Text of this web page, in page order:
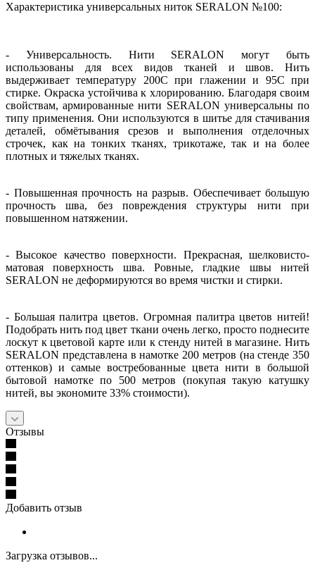
Характеристика универсальных ниток SERALON №100:
- Универсальность. Нити SERALON могут быть
использованы для всех видов тканей и швов. Нить
выдерживает температуру 200С при глажении и 95С при
стирке. Окраска устойчива к хлорированию. Благодаря своим
свойствам, армированные нити SERALON универсальны по
типу применения. Они используются в шитье для стачивания
деталей, обмётывания срезов и выполнения отделочных
строчек, как на тонких тканях, трикотаже, так и на более
плотных и тяжелых тканях.
- Повышенная прочность на разрыв. Обеспечивает большую
прочность шва, без повреждения структуры нити при
повышенном натяжении.
- Высокое качество поверхности. Прекрасная, шелковисто-
матовая поверхность шва. Ровные, гладкие швы нитей
SERALON не деформируются во время чистки и стирки.
- Большая палитра цветов. Огромная палитра цветов нитей!
Подобрать нить под цвет ткани очень легко, просто поднесите
лоскут к цветовой карте или к стенду нитей в магазине. Нить
SERALON представлена в намотке 200 метров (на стенде 350
оттенков) и самые востребованные цвета нити в большой
бытовой намотке по 500 метров (покупая такую катушку
нитей, вы экономите 33% стоимости).
Отзывы
Добавить отзыв
Загрузка отзывов...